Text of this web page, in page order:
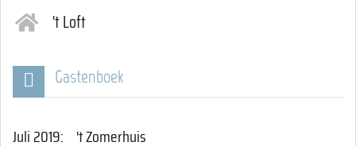
't Loft
Gastenboek
Juli 2019: 't Zomerhuis